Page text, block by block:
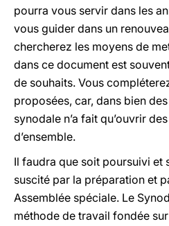
pourra vous servir dans les
vous guider dans un
chercherez les moyens de
dans ce document est
de souhaits. Vous
proposées, car, dans bien des
synodale n’a fait qu’ouvrir
d’ensemble.
Il faudra que soit poursuivi et
suscité par la préparation et
Assemblée spéciale. Le
méthode de travail fondée